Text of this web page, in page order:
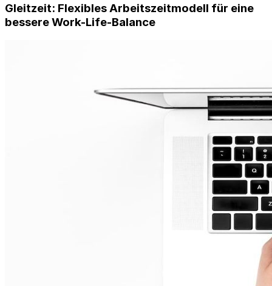
Gleitzeit: Flexibles Arbeitszeitmodell für eine
bessere Work-Life-Balance